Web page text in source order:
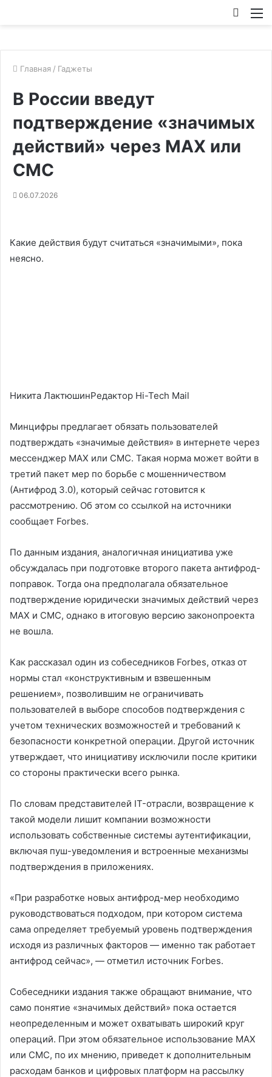
Главная / Гаджеты
В России введут
подтверждение «значимых
действий» через MAX или
СМС
06.07.2026
Какие действия будут считаться «значимыми», пока
неясно.
Никита ЛактюшинРедактор Hi-Tech Mail
Минцифры предлагает обязать пользователей
подтверждать «значимые действия» в интернете через
мессенджер MAX или СМС. Такая норма может войти в
третий пакет мер по борьбе с мошенничеством
(Антифрод 3.0), который сейчас готовится к
рассмотрению. Об этом со ссылкой на источники
сообщает Forbes.
По данным издания, аналогичная инициатива уже
обсуждалась при подготовке второго пакета антифрод-
поправок. Тогда она предполагала обязательное
подтверждение юридически значимых действий через
MAX и СМС, однако в итоговую версию законопроекта
не вошла.
Как рассказал один из собеседников Forbes, отказ от
нормы стал «конструктивным и взвешенным
решением», позволившим не ограничивать
пользователей в выборе способов подтверждения с
учетом технических возможностей и требований к
безопасности конкретной операции. Другой источник
утверждает, что инициативу исключили после критики
со стороны практически всего рынка.
По словам представителей IT-отрасли, возвращение к
такой модели лишит компании возможности
использовать собственные системы аутентификации,
включая пуш-уведомления и встроенные механизмы
подтверждения в приложениях.
«При разработке новых антифрод-мер необходимо
руководствоваться подходом, при котором система
сама определяет требуемый уровень подтверждения
исходя из различных факторов — именно так работает
антифрод сейчас», — отметил источник Forbes.
Собеседники издания также обращают внимание, что
само понятие «значимых действий» пока остается
неопределенным и может охватывать широкий круг
операций. При этом обязательное использование MAX
или СМС, по их мнению, приведет к дополнительным
расходам банков и цифровых платформ на рассылку